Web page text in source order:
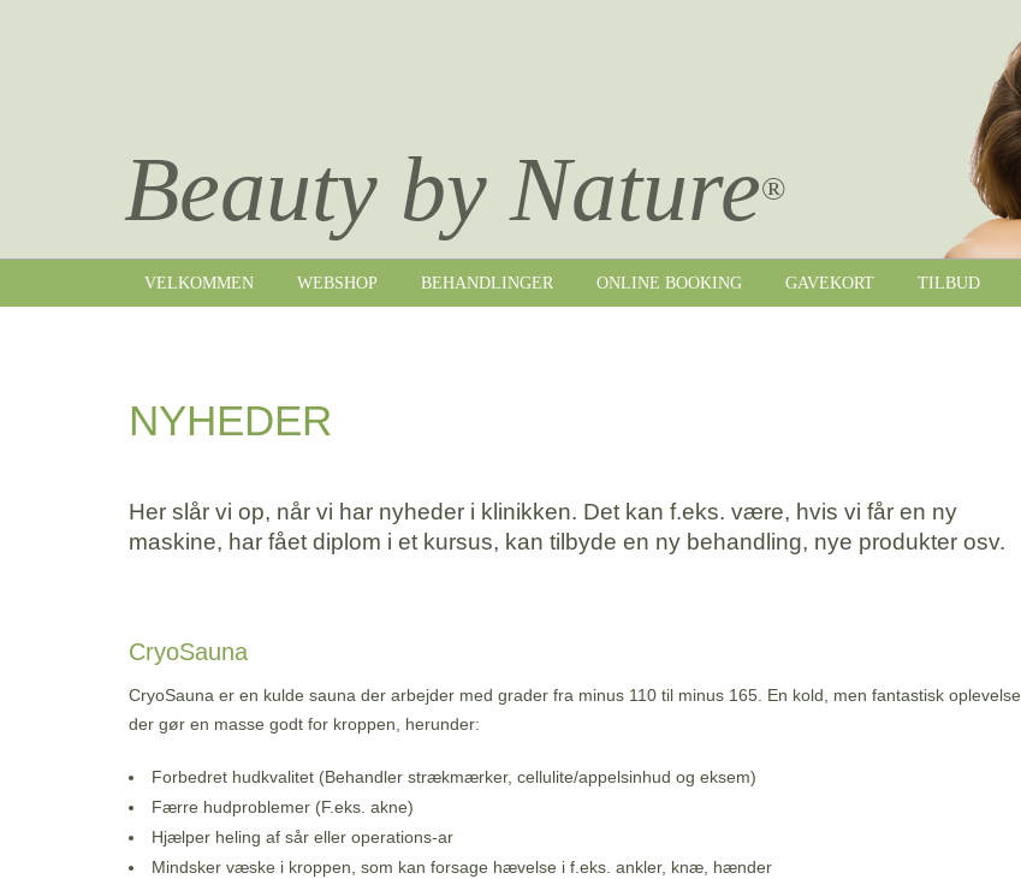
Beauty by Nature®
VELKOMMEN WEBSHOP BEHANDLINGER ONLINE BOOKING GAVEKORT TILBUD
NYHEDER
Her slår vi op, når vi har nyheder i klinikken. Det kan f.eks. være, hvis vi får en ny
maskine, har fået diplom i et kursus, kan tilbyde en ny behandling, nye produkter osv.
CryoSauna
CryoSauna er en kulde sauna der arbejder med grader fra minus 110 til minus 165. En kold, men fantastisk oplevelse
der gør en masse godt for kroppen, herunder:
Forbedret hudkvalitet (Behandler strækmærker, cellulite/appelsinhud og eksem)
Færre hudproblemer (F.eks. akne)
Hjælper heling af sår eller operations-ar
Mindsker væske i kroppen, som kan forsage hævelse i f.eks. ankler, knæ, hænder